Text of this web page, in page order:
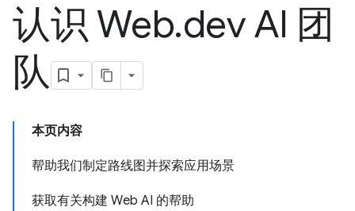
认识 Web.dev AI 团
队
本页内容
帮助我们制定路线图并探索应用场景
获取有关构建 Web AI 的帮助